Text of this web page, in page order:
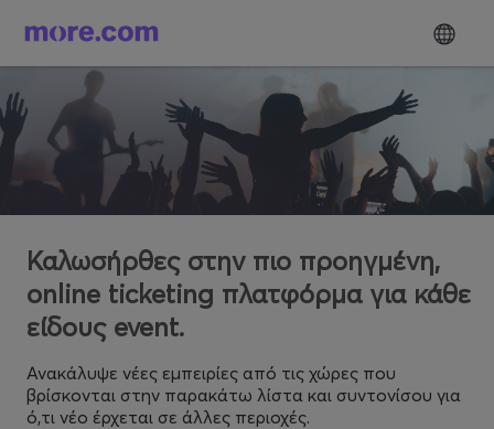
Καλωσήρθες στην πιο προηγμένη,
online ticketing πλατφόρμα για κάθε
είδους event.
Ανακάλυψε νέες εμπειρίες από τις χώρες που
βρίσκονται στην παρακάτω λίστα και συντονίσου για
ό,τι νέο έρχεται σε άλλες περιοχές.